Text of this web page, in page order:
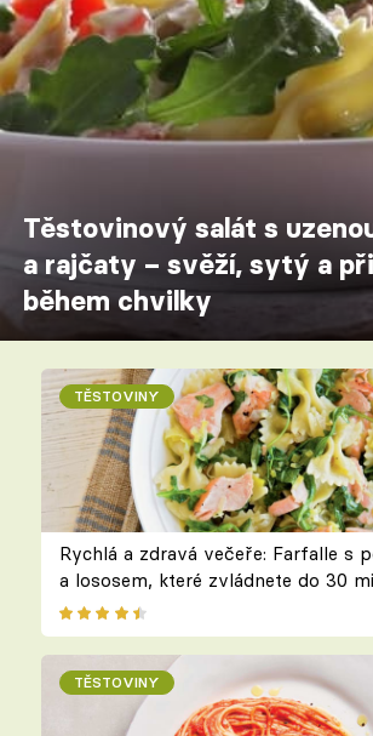
Těstovinový salát s
a rajčaty – svěží, sytý a
během chvilky
TĚSTOVINY
Rychlá a zdravá večeře: Farfalle s
a lososem, které zvládnete do 30
TĚSTOVINY